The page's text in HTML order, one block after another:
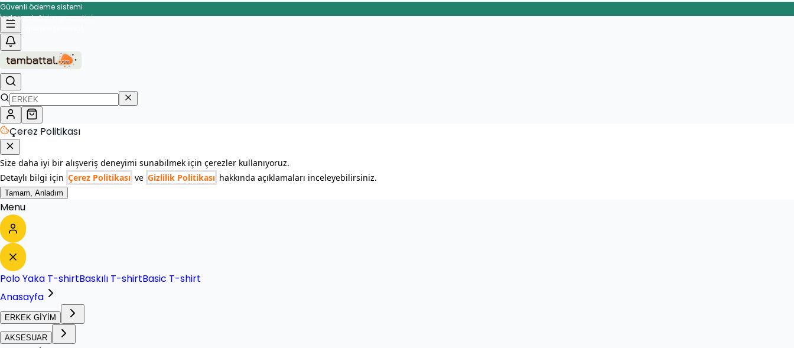
Güvenli ödeme sistemi
İade ve değişim garantisi
Hızlı ve güvenli teslimat
Çerez Politikası
Size daha iyi bir alışveriş deneyimi sunabilmek için çerezler kullanıyoruz.
Detaylı bilgi için Çerez Politikası ve Gizlilik Politikası hakkında açıklamaları inceleyebilirsiniz.
Tamam, Anladım
Menu
Polo Yaka T-shirtBaskılı T-shirtBasic T-shirt
Anasayfa
ERKEK GİYİM
AKSESUAR